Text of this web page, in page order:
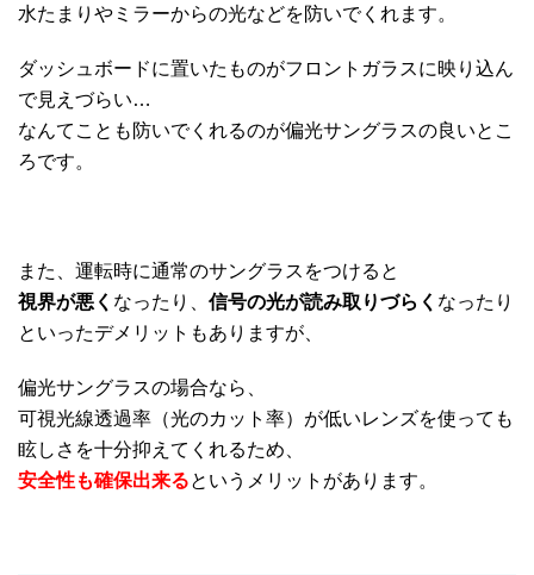
水たまりやミラーからの光などを防いでくれます。
ダッシュボードに置いたものがフロントガラスに映り込ん
で見えづらい…
なんてことも防いでくれるのが偏光サングラスの良いとこ
ろです。
また、運転時に通常のサングラスをつけると
視界が悪く なったり、 信号の光が読み取りづらく なったり
といったデメリットもありますが、
偏光サングラスの場合なら、
可視光線透過率（光のカット率）が低いレンズを使っても
眩しさを十分抑えてくれるため、
安全性も確保出来るというメリットがあります。